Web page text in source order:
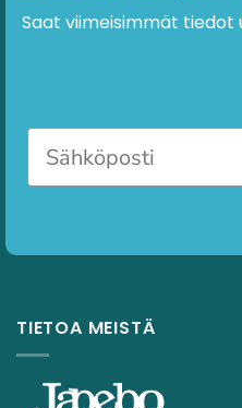
Saat viimeisimmät tiedot
TIETOA MEISTÄ